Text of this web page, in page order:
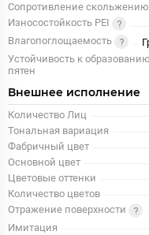
Сопротивление скольжению
Износостойкость PEI
Влагопоглощаемость
Устойчивость к образованию
пятен
Внешнее исполнение
Количество Лиц
Тональная вариация
Фабричный цвет
Основной цвет
Цветовые оттенки
Количество цветов
Отражение поверхности
Имитация